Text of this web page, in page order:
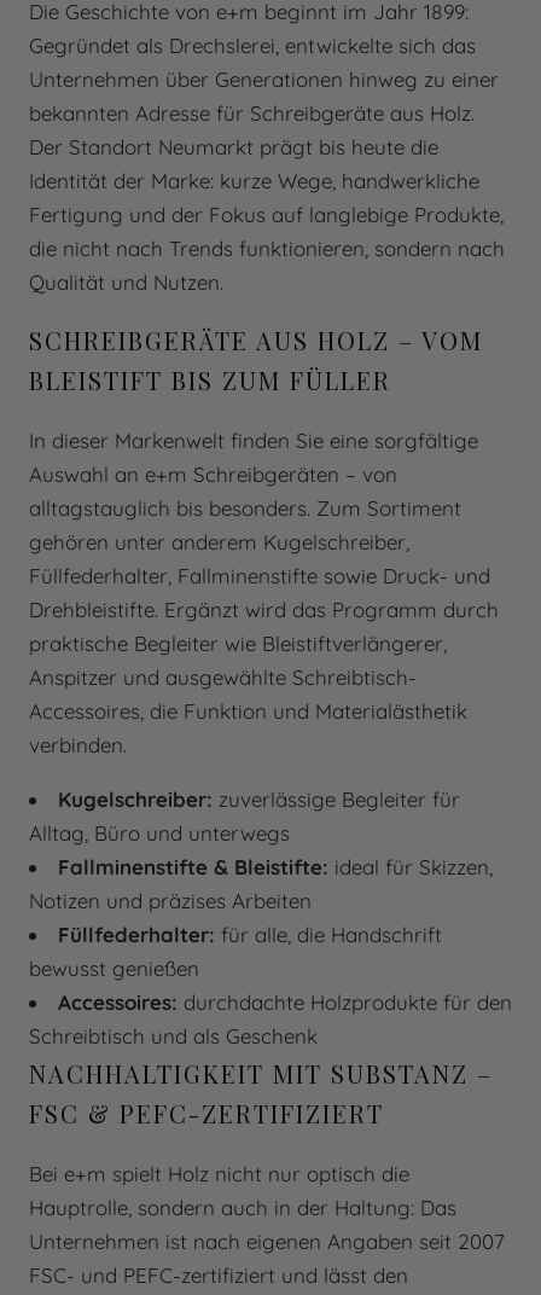
Die Geschichte von e+m beginnt im Jahr 1899:
Gegründet als Drechslerei, entwickelte sich das
Unternehmen über Generationen hinweg zu einer
bekannten Adresse für Schreibgeräte aus Holz.
Der Standort Neumarkt prägt bis heute die
Identität der Marke: kurze Wege, handwerkliche
Fertigung und der Fokus auf langlebige Produkte,
die nicht nach Trends funktionieren, sondern nach
Qualität und Nutzen.
SCHREIBGERÄTE AUS HOLZ – VOM
BLEISTIFT BIS ZUM FÜLLER
In dieser Markenwelt finden Sie eine sorgfältige
Auswahl an e+m Schreibgeräten – von
alltagstauglich bis besonders. Zum Sortiment
gehören unter anderem Kugelschreiber,
Füllfederhalter, Fallminenstifte sowie Druck- und
Drehbleistifte. Ergänzt wird das Programm durch
praktische Begleiter wie Bleistiftverlängerer,
Anspitzer und ausgewählte Schreibtisch-
Accessoires, die Funktion und Materialästhetik
verbinden.
Kugelschreiber: zuverlässige Begleiter für
Alltag, Büro und unterwegs
Fallminenstifte & Bleistifte: ideal für Skizzen,
Notizen und präzises Arbeiten
Füllfederhalter: für alle, die Handschrift
bewusst genießen
Accessoires: durchdachte Holzprodukte für den
Schreibtisch und als Geschenk
NACHHALTIGKEIT MIT SUBSTANZ –
FSC & PEFC-ZERTIFIZIERT
Bei e+m spielt Holz nicht nur optisch die
Hauptrolle, sondern auch in der Haltung: Das
Unternehmen ist nach eigenen Angaben seit 2007
FSC- und PEFC-zertifiziert und lässt den